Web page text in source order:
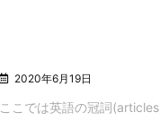
2020年6月19日
ここでは英語の冠詞